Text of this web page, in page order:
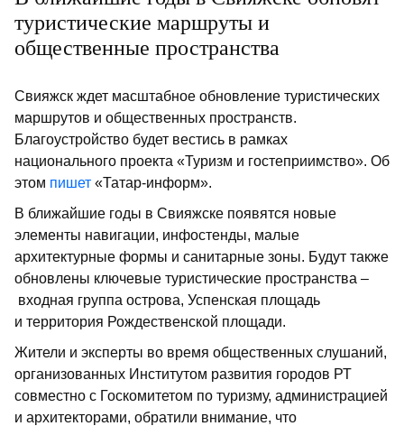
туристические маршруты и
общественные пространства
Свияжск ждет масштабное обновление туристических
маршрутов и общественных пространств.
Благоустройство будет вестись в рамках
национального проекта «Туризм и гостеприимство». Об
этом пишет «Татар-информ».
В ближайшие годы в Свияжске появятся новые
элементы навигации, инфостенды, малые
архитектурные формы и санитарные зоны. Будут также
обновлены ключевые туристические пространства –
входная группа острова, Успенская площадь
и территория Рождественской площади.
Жители и эксперты во время общественных слушаний,
организованных Институтом развития городов РТ
совместно с Госкомитетом по туризму, администрацией
и архитекторами, обратили внимание, что